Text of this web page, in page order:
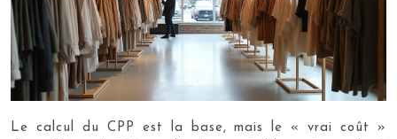
Le calcul du CPP est la base, mais le « vrai coût »